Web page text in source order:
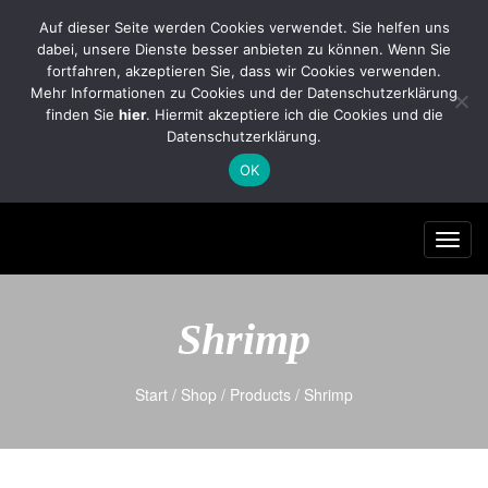
FleischereiHauptvogel@yahoo.com
Tel.: 035322/2701 Handy: 0174/7966281
0
Shrimp
Start / Shop / Products / Shrimp
Auf dieser Seite werden Cookies verwendet. Sie helfen uns
dabei, unsere Dienste besser anbieten zu können. Wenn Sie
fortfahren, akzeptieren Sie, dass wir Cookies verwenden.
Mehr Informationen zu Cookies und der Datenschutzerklärung
finden Sie hier. Hiermit akzeptiere ich die Cookies und die
Datenschutzerklärung.
OK